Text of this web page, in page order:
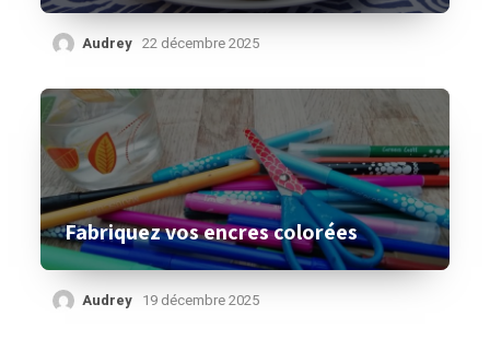
Audrey 22 décembre 2025
Fabriquez vos encres colorées
Audrey 19 décembre 2025